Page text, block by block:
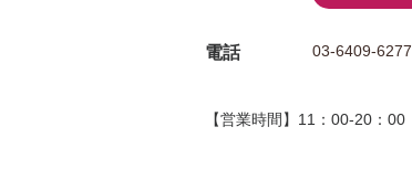
電話 03-6409-6277
【営業時間】11：00-20：00